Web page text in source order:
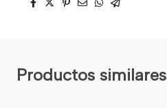
Productos similares